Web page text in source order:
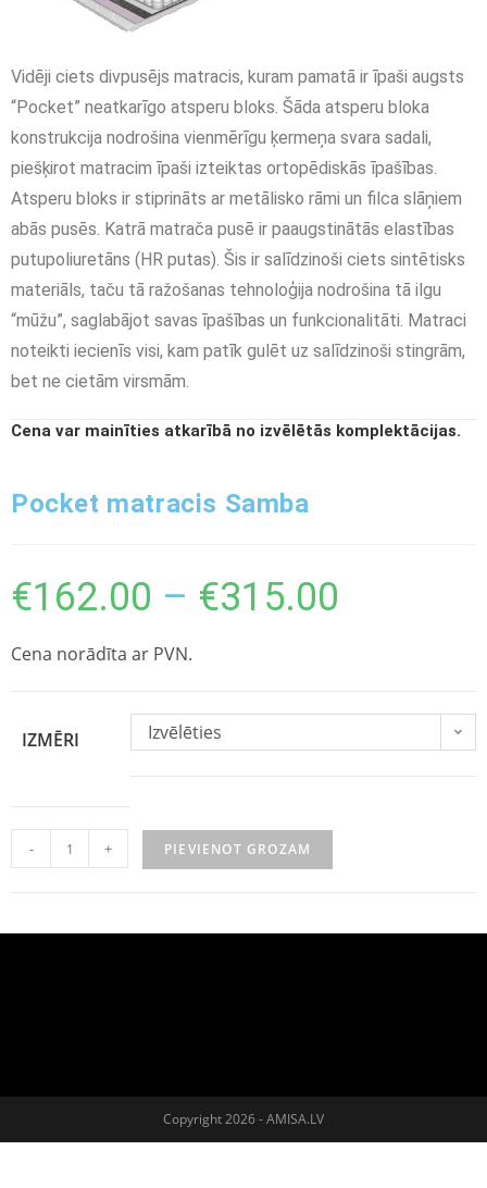
Vidēji ciets divpusējs matracis, kuram pamatā ir īpaši augsts
“Pocket” neatkarīgo atsperu bloks. Šāda atsperu bloka
konstrukcija nodrošina vienmērīgu ķermeņa svara sadali,
piešķirot matracim īpaši izteiktas ortopēdiskās īpašības.
Atsperu bloks ir stiprināts ar metālisko rāmi un filca slāņiem
abās pusēs. Katrā matrača pusē ir paaugstinātās elastības
putupoliuretāns (HR putas). Šis ir salīdzinoši ciets sintētisks
materiāls, taču tā ražošanas tehnoloģija nodrošina tā ilgu
“mūžu”, saglabājot savas īpašības un funkcionalitāti. Matraci
noteikti iecienīs visi, kam patīk gulēt uz salīdzinoši stingrām,
bet ne cietām virsmām.
Cena var mainīties atkarībā no izvēlētās komplektācijas.
Pocket matracis Samba
€162.00 – €315.00
Cena norādīta ar PVN.
IZMĒRI Izvēlēties
- + PIEVIENOT GROZAM
Copyright 2026 - AMISA.LV